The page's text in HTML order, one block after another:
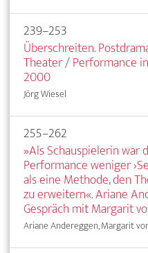
239–253
Überschreiten.
Theater / Performance
2000
Jörg Wiesel
255–262
»Als Schauspielerin war
Performance weniger
als eine Methode, den
zu erweitern«. Ariane
Gespräch mit Margarit
Ariane Andereggen, Margarit